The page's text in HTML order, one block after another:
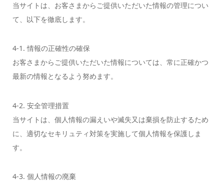
当サイトは、お客さまからご提供いただいた情報の管理につい
て、以下を徹底します。
4-1. 情報の正確性の確保
お客さまからご提供いただいた情報については、常に正確かつ
最新の情報となるよう努めます。
4-2. 安全管理措置
当サイトは、個人情報の漏えいや滅失又は棄損を防止するため
に、適切なセキリュティ対策を実施して個人情報を保護しま
す。
4-3. 個人情報の廃棄